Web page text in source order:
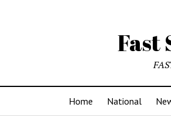
Fast
Home National